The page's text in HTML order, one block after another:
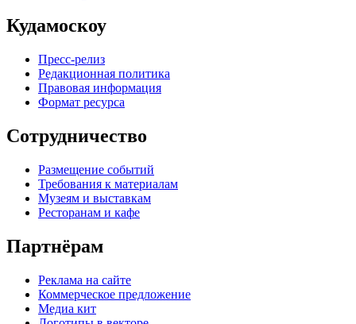
Кудамоскоу
Пресс-релиз
Редакционная политика
Правовая информация
Формат ресурса
Сотрудничество
Размещение событий
Требования к материалам
Музеям и выставкам
Ресторанам и кафе
Партнёрам
Реклама на сайте
Коммерческое предложение
Медиа кит